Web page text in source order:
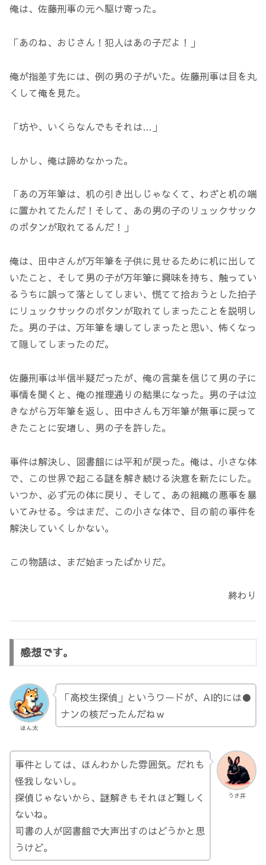
俺は、佐藤刑事の元へ駆け寄った。
「あのね、おじさん！犯人はあの子だよ！」
俺が指差す先には、例の男の子がいた。佐藤刑事は目を丸
くして俺を見た。
「坊や、いくらなんでもそれは…」
しかし、俺は諦めなかった。
「あの万年筆は、机の引き出しじゃなくて、わざと机の端
に置かれてたんだ！そして、あの男の子のリュックサック
のボタンが取れてるんだ！」
俺は、田中さんが万年筆を子供に見せるために机に出して
いたこと、そして男の子が万年筆に興味を持ち、触ってい
るうちに誤って落としてしまい、慌てて拾おうとした拍子
にリュックサックのボタンが取れてしまったことを説明し
た。男の子は、万年筆を壊してしまったと思い、怖くなっ
て隠してしまったのだ。
佐藤刑事は半信半疑だったが、俺の言葉を信じて男の子に
事情を聞くと、俺の推理通りの結果になった。男の子は泣
きながら万年筆を返し、田中さんも万年筆が無事に戻って
きたことに安堵し、男の子を許した。
事件は解決し、図書館には平和が戻った。俺は、小さな体
で、この世界で起こる謎を解き続ける決意を新たにした。
いつか、必ず元の体に戻り、そして、あの組織の悪事を暴
いてみせる。今はまだ、この小さな体で、目の前の事件を
解決していくしかない。
この物語は、まだ始まったばかりだ。
終わり
感想です。
ほん太
「高校生探偵」というワードが、AI的には●
ナンの核だったんだねｗ
うさ井
事件としては、ほんわかした雰囲気。だれも
怪我しないし。
探偵じゃないから、謎解きもそれほど難しく
ないね。
司書の人が図書館で大声出すのはどうかと思
うけど。